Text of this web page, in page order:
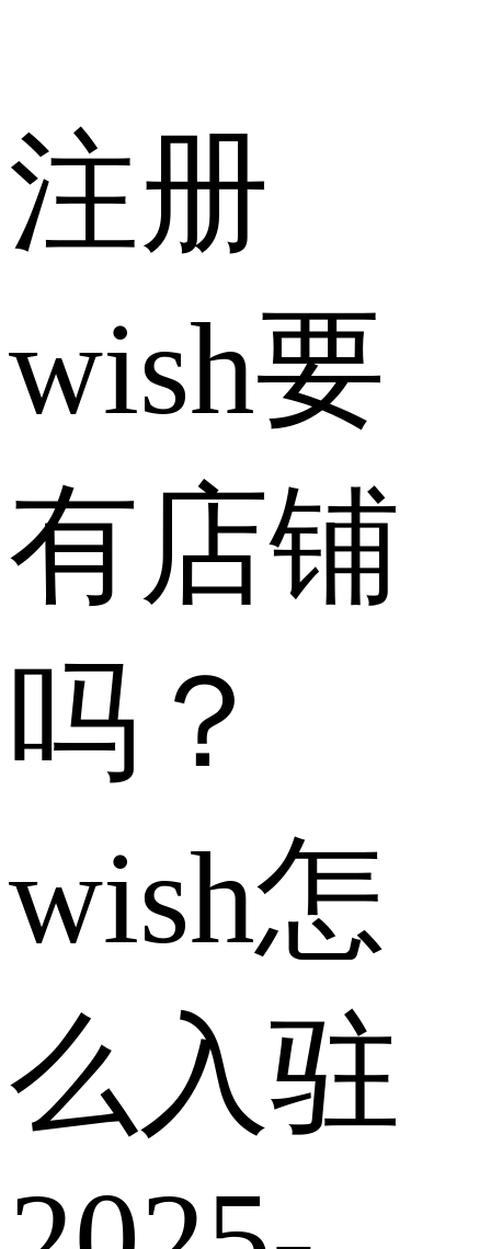
注册
wish要
有店铺
吗？
wish怎
么入驻